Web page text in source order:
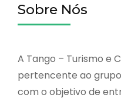
Sobre Nós
A Tango – Turismo e
pertencente ao
com o objetivo de